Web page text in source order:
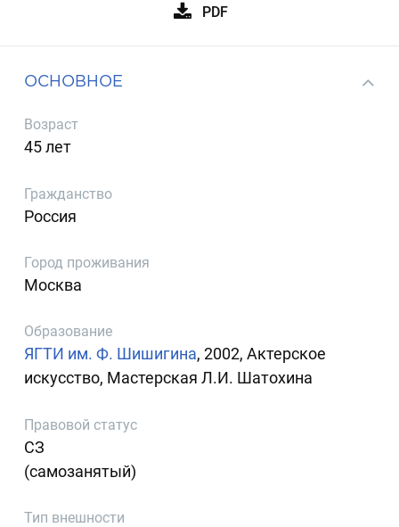
PDF
ОСНОВНОЕ
Возраст
45 лет
Гражданство
Россия
Город проживания
Москва
Образование
ЯГТИ им. Ф. Шишигина, 2002, Актерское
искусство, Мастерская Л.И. Шатохина
Правовой статус
СЗ
(самозанятый)
Тип внешности